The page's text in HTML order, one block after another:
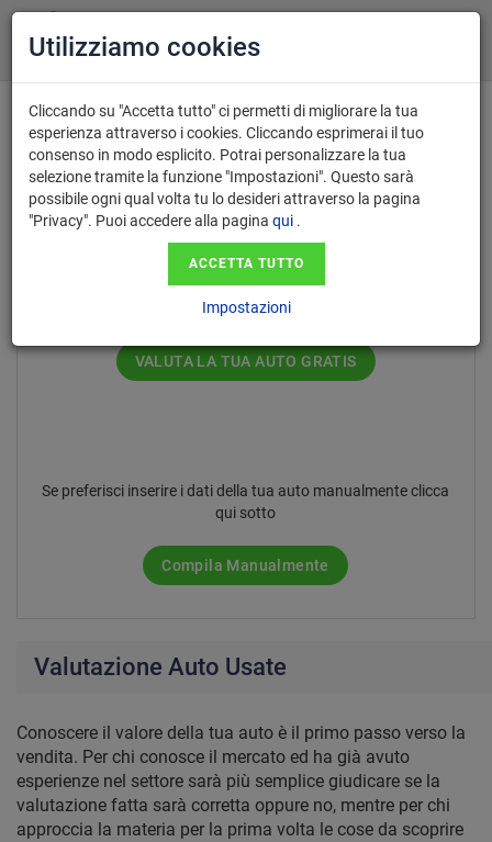
Inserisci il numero di targa nel
formato AA123AA.
VALUTA LA TUA AUTO GRATIS
Se preferisci inserire i dati della tua auto manualmente clicca
qui sotto
Compila Manualmente
Valutazione Auto Usate
Conoscere il valore della tua auto è il primo passo verso la
vendita. Per chi conosce il mercato ed ha già avuto
esperienze nel settore sarà più semplice giudicare se la
valutazione fatta sarà corretta oppure no, mentre per chi
approccia la materia per la prima volta le cose da scoprire
Utilizziamo cookies
Cliccando su "Accetta tutto" ci permetti di migliorare la tua
esperienza attraverso i cookies. Cliccando esprimerai il tuo
consenso in modo esplicito. Potrai personalizzare la tua
selezione tramite la funzione "Impostazioni". Questo sarà
possibile ogni qual volta tu lo desideri attraverso la pagina
"Privacy". Puoi accedere alla pagina qui .
ACCETTA TUTTO
Impostazioni